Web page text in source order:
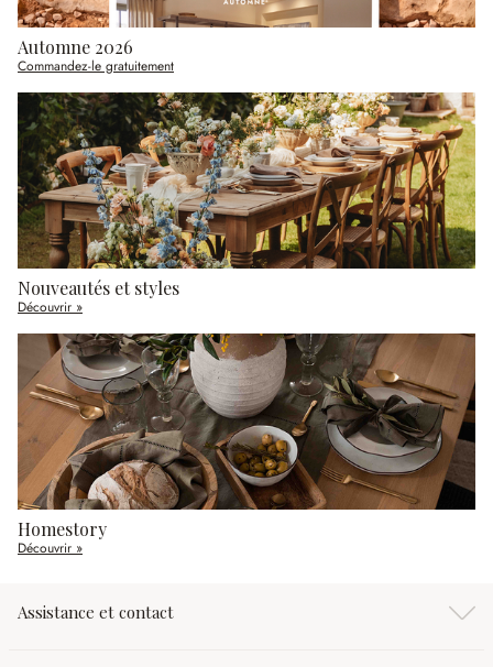
Automne 2026
Commandez-le gratuitement
Nouveautés et styles
Découvrir »
Homestory
Découvrir »
Assistance et contact